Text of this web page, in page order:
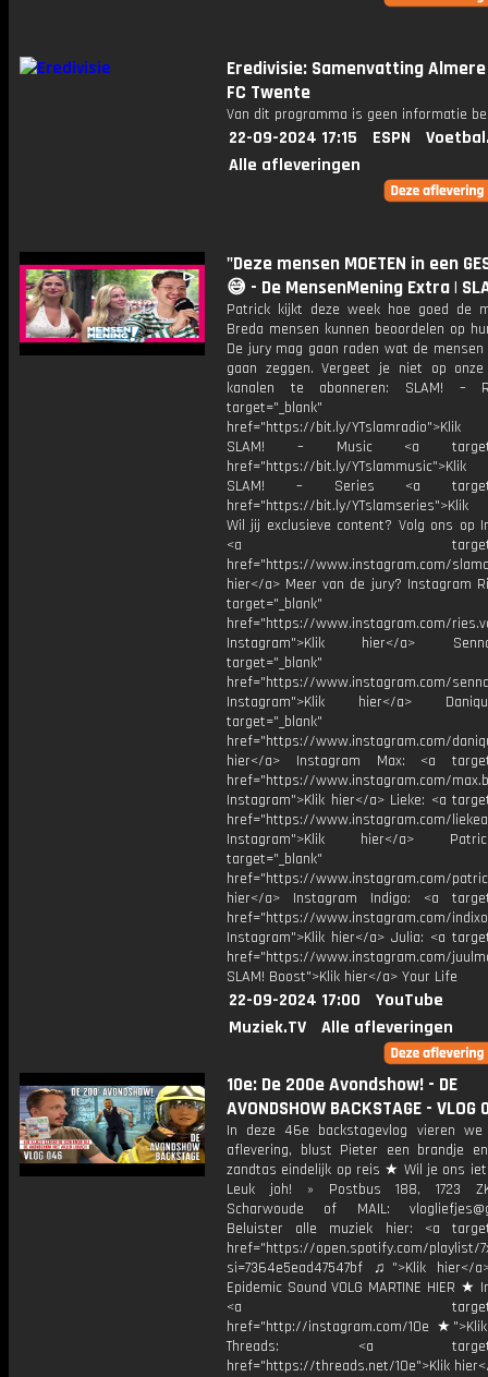
Eredivisie: Samenvatting
FC Twente
Van dit programma is geen informatie
22-09-2024 17:15 ESPN
Alle afleveringen
"Deze mensen MOETEN in een
😅 - De MensenMening Extra |
Patrick kijkt deze week hoe goed de
Breda mensen kunnen beoordelen op
De jury mag gaan raden wat de
gaan zeggen. Vergeet je niet op onze
kanalen te abonneren: SLAM! –
target="_blank"
href="https://bit.ly/
SLAM! – Music <a
href="https://bit.ly/
SLAM! – Series <a
href="https://bit.ly/
Wil jij exclusieve content? Volg ons op
<a
href="https://www.instagram.com/
hier</a> Meer van de jury? Instagram
target="_blank"
href="https://www.instagram.com/
Instagram">Klik hier</a>
target="_blank"
href="https://www.instagram.com/
Instagram">Klik hier</a>
target="_blank"
href="https://www.instagram.com/
hier</a> Instagram Max: <a
href="https://www.instagram.com/
Instagram">Klik hier</a> Lieke: <a
href="https://www.instagram.com/
Instagram">Klik hier</a>
target="_blank"
href="https://www.instagram.com/
hier</a> Instagram Indigo: <a
href="https://www.instagram.com/
Instagram">Klik hier</a> Julia: <a
href="https://www.instagram.com/
SLAM! Boost">Klik hier</a> Your Life
22-09-2024 17:00
YouTube
Muziek.TV
Alle afleveringen
10e: De 200e Avondshow! - DE
AVONDSHOW BACKSTAGE - VLOG
In deze 46e backstagevlog vieren
aflevering, blust Pieter een brandje
zandtas eindelijk op reis ★ Wil je ons
Leuk joh! » Postbus 188, 1723
Scharwoude of MAIL:
Beluister alle muziek hier: <a
href="https://open.spotify.com/playlist/
si=7364e5ead47547bf ♫">Klik hier</
Epidemic Sound VOLG MARTINE HIER ★
<a
href="http://instagram.com/10e
Threads: <a
href="https://threads.net/10e">Klik